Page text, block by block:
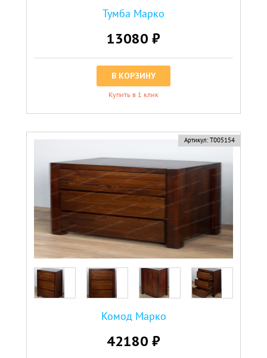
Тумба Марко
13080 ₽
В КОРЗИНУ
Купить в 1 клик
Артикул: Т005154
Комод Марко
42180 ₽